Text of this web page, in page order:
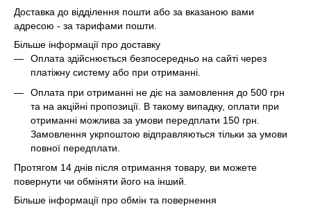
Доставка до відділення пошти або за вказаною вами
адресою - за тарифами пошти.
Більше інформації про доставку
Оплата здійснюється безпосередньо на сайті через
платіжну систему або при отриманні.
Оплата при отриманні не діє на замовлення до 500 грн
та на акційні пропозиції. В такому випадку, оплати при
отриманні можлива за умови передплати 150 грн.
Замовлення укрпоштою відправляються тільки за умови
повної передплати.
Протягом 14 днів після отримання товару, ви можете
повернути чи обміняти його на інший.
Більше інформації про обмін та повернення